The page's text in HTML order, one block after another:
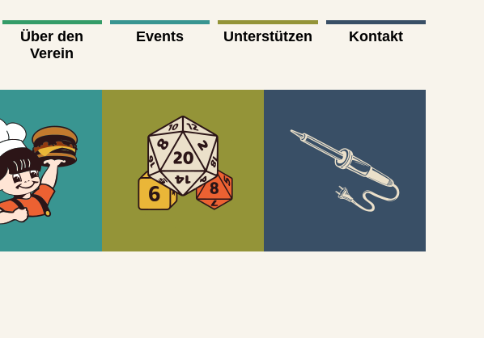
Über den
Verein
Events Unterstützen Kontakt